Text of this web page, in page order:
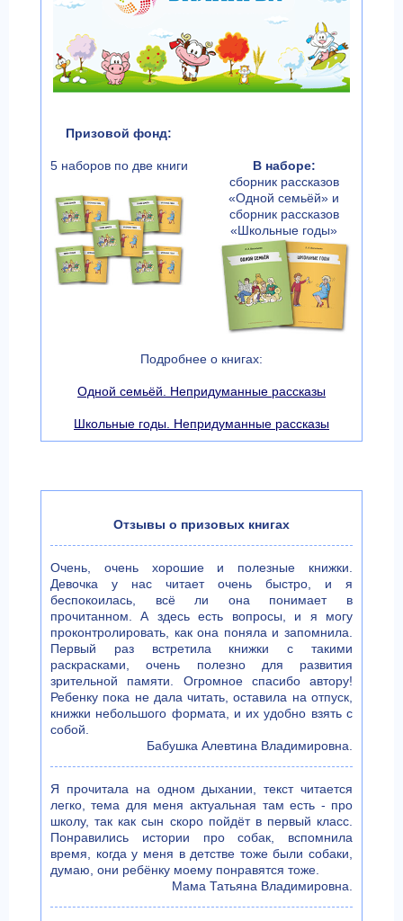
Призовой фонд:
5 наборов по две книги
В наборе:
сборник рассказов
«Одной семьёй» и
сборник рассказов
«Школьные годы»
Подробнее о книгах:
Одной семьёй. Непридуманные рассказы
Школьные годы. Непридуманные рассказы
Отзывы о призовых книгах
Очень, очень хорошие и полезные книжки.
Девочка у нас читает очень быстро, и я
беспокоилась, всё ли она понимает в
прочитанном. А здесь есть вопросы, и я могу
проконтролировать, как она поняла и запомнила.
Первый раз встретила книжки с такими
раскрасками, очень полезно для развития
зрительной памяти. Огромное спасибо автору!
Ребенку пока не дала читать, оставила на отпуск,
книжки небольшого формата, и их удобно взять с
собой.
Бабушка Алевтина Владимировна.
Я прочитала на одном дыхании, текст читается
легко, тема для меня актуальная там есть - про
школу, так как сын скоро пойдёт в первый класс.
Понравились истории про собак, вспомнила
время, когда у меня в детстве тоже были собаки,
думаю, они ребёнку моему понравятся тоже.
Мама Татьяна Владимировна.